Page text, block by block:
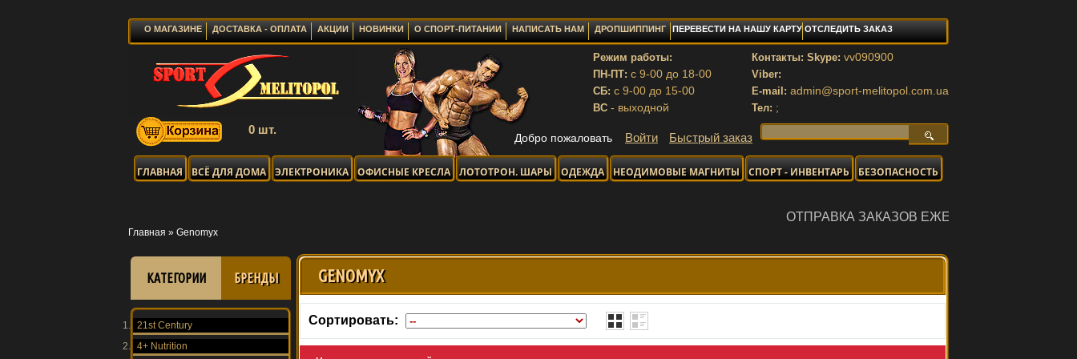
О МАГАЗИНЕ ДОСТАВКА - ОПЛАТА АКЦИИ НОВИНКИ О СПОРТ-ПИТАНИИ НАПИСАТЬ НАМ ДРОПШИППИНГ ПЕРЕВЕСТИ НА НАШУ КАРТУ ОТСЛЕДИТЬ ЗАКАЗ
Контакты: Skype: vv090900
Viber:
E-mail: admin@sport-melitopol.com.ua
Тел: ;
Режим работы:
ПН-ПТ: с 9-00 до 18-00
СБ: с 9-00 до 15-00
ВС - выходной
0 шт.
Добро пожаловать Войти Быстрый заказ
ГЛАВНАЯ ВСЁ ДЛЯ ДОМА ЭЛЕКТРОНИКА ОФИСНЫЕ КРЕСЛА ЛОТОТРОН. ШАРЫ ОДЕЖДА НЕОДИМОВЫЕ МАГНИТЫ СПОРТ - ИНВЕНТАРЬ БЕЗОПАСНОСТЬ
ОТПРАВКА ЗАКАЗОВ ЕЖЕДНЕВНО
Главная » Genomyx
КАТЕГОРИИ БРЕНДЫ
21st Century
4+ Nutrition
GENOMYX
Сортировать: